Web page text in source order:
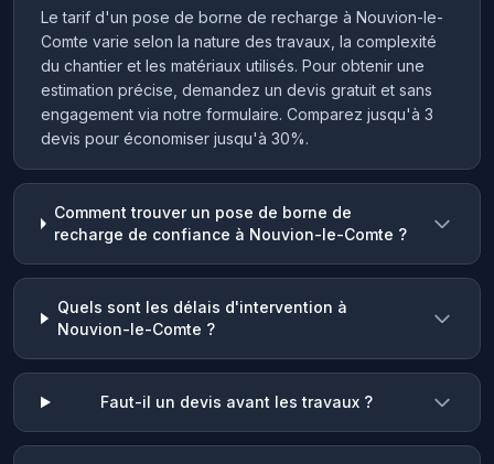
Le tarif d'un pose de borne de recharge à Nouvion-le-
Comte varie selon la nature des travaux, la complexité
du chantier et les matériaux utilisés. Pour obtenir une
estimation précise, demandez un devis gratuit et sans
engagement via notre formulaire. Comparez jusqu'à 3
devis pour économiser jusqu'à 30%.
Comment trouver un pose de borne de
recharge de confiance à Nouvion-le-Comte ?
Quels sont les délais d'intervention à
Nouvion-le-Comte ?
Faut-il un devis avant les travaux ?